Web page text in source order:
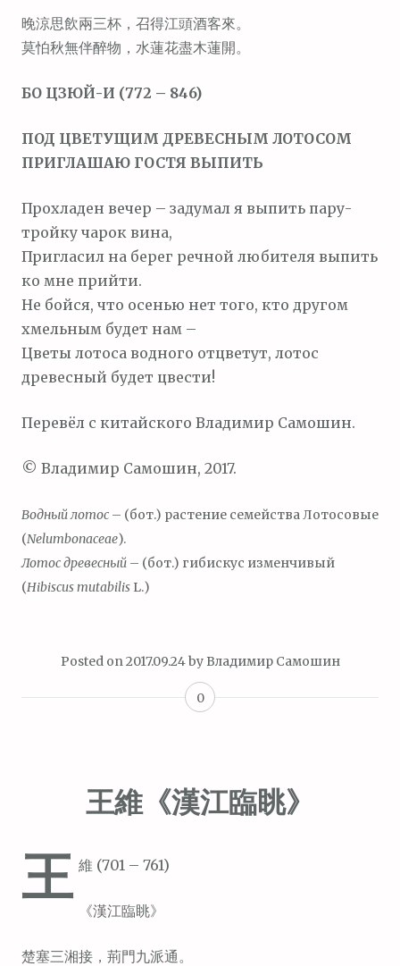
晚涼思飲兩三杯，召得江頭酒客來。
莫怕秋無伴醉物，水蓮花盡木蓮開。
БО ЦЗЮЙ-И (772 – 846)
ПОД ЦВЕТУЩИМ ДРЕВЕСНЫМ ЛОТОСОМ
ПРИГЛАШАЮ ГОСТЯ ВЫПИТЬ
Прохладен вечер – задумал я выпить пару-
тройку чарок вина,
Пригласил на берег речной любителя выпить
ко мне прийти.
Не бойся, что осенью нет того, кто другом
хмельным будет нам –
Цветы лотоса водного отцветут, лотос
древесный будет цвести!
Перевёл с китайского Владимир Самошин.
© Владимир Самошин, 2017.
Водный лотос – (бот.) растение семейства Лотосовые
(Nelumbonaceae).
Лотос древесный – (бот.) гибискус изменчивый
(Hibiscus mutabilis L.)
Posted on 2017.09.24by Владимир Самошин
0
王維《漢江臨眺》
王 維 (701 – 761)
《漢江臨眺》
楚塞三湘接，荊門九派通。